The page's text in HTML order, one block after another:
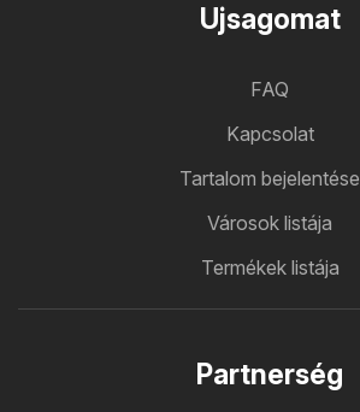
Ujsagomat
FAQ
Kapcsolat
Tartalom bejelentése
Városok listája
Termékek listája
Partnerség